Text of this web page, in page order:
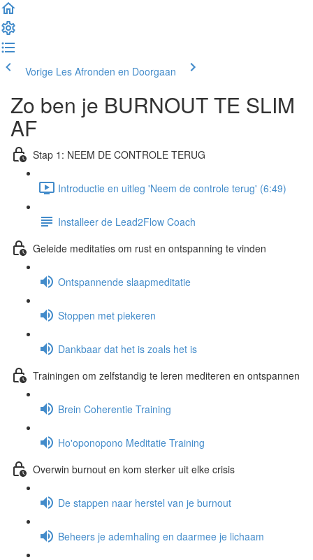
Vorige Les Afronden en Doorgaan
Zo ben je BURNOUT TE SLIM
AF
Stap 1: NEEM DE CONTROLE TERUG
Introductie en uitleg 'Neem de controle terug' (6:49)
Installeer de Lead2Flow Coach
Geleide meditaties om rust en ontspanning te vinden
Ontspannende slaapmeditatie
Stoppen met piekeren
Dankbaar dat het is zoals het is
Trainingen om zelfstandig te leren mediteren en ontspannen
Brein Coherentie Training
Ho'oponopono Meditatie Training
Overwin burnout en kom sterker uit elke crisis
De stappen naar herstel van je burnout
Beheers je ademhaling en daarmee je lichaam